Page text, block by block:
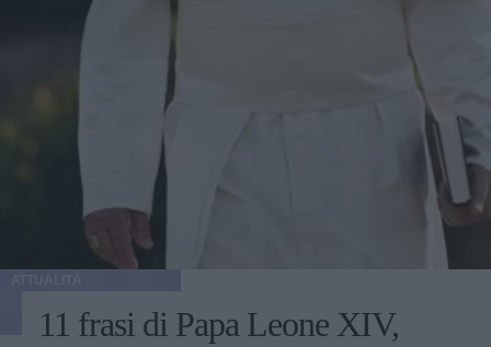
11 frasi di Papa Leone XIV,